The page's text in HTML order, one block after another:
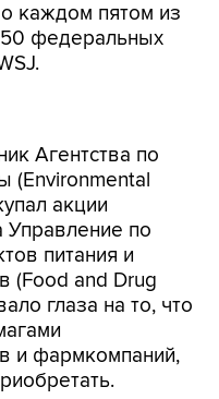
каждом пятом из
федеральных
акции
Управление по
питания и
(Food and Drug
глаза на то, что
и фармкомпаний,